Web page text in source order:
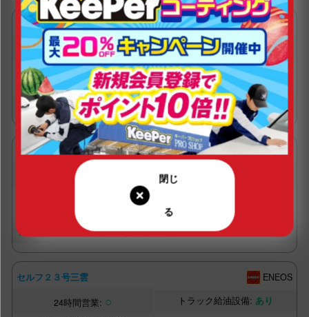
セルフ２５８号桑名東インター 出光
×
あり
西日本宇佐美
東海支店
0594-29-1680
〒511-0809三重県桑名市大字上深谷部字中井縄551
２５号名阪関インター ENEOS
東海支店
〒519-1114 三重県亀山市関町萩原切山90-2
セルフ２３号三雲 ENEOS
○
あり